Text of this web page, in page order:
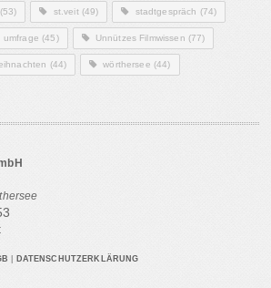
(53) st.veit(49) stadtgespräch (74)
umfrage (45) Unnützes Filmwissen (77)
(44) wörthersee (44)
DATENSCHUTZERKLÄRUNG